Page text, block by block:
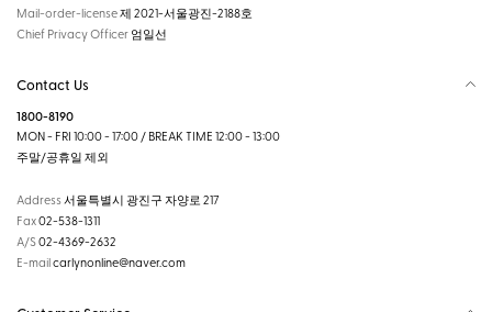
Mail-order-license제 2021-서울광진-2188호
Chief Privacy Officer 엄일선
Contact Us
1800-8190
MON - FRI 10:00 - 17:00 / BREAK TIME 12:00 - 13:00
주말/공휴일 제외
Address서울특별시 광진구 자양로 217
Fax02-538-1311
A/S02-4369-2632
E-mailcarlynonline@naver.com